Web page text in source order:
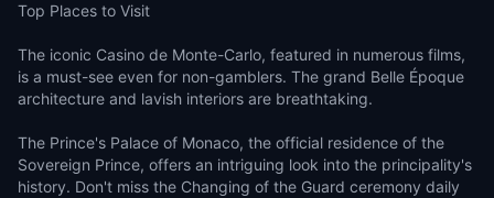
Top Places to Visit
The iconic Casino de Monte-Carlo, featured in numerous films,
is a must-see even for non-gamblers. The grand Belle Époque
architecture and lavish interiors are breathtaking.
The Prince's Palace of Monaco, the official residence of the
Sovereign Prince, offers an intriguing look into the principality's
history. Don't miss the Changing of the Guard ceremony daily